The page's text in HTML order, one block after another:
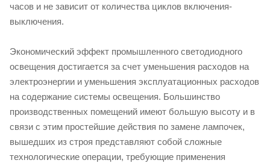
часов и не зависит от количества циклов включения-
выключения.
Экономический эффект промышленного светодиодного
освещения достигается за счет уменьшения расходов на
электроэнергии и уменьшения эксплуатационных расходов
на содержание системы освещения. Большинство
производственных помещений имеют большую высоту и в
связи с этим простейшие действия по замене лампочек,
вышедших из строя представляют собой сложные
технологические операции, требующие применения